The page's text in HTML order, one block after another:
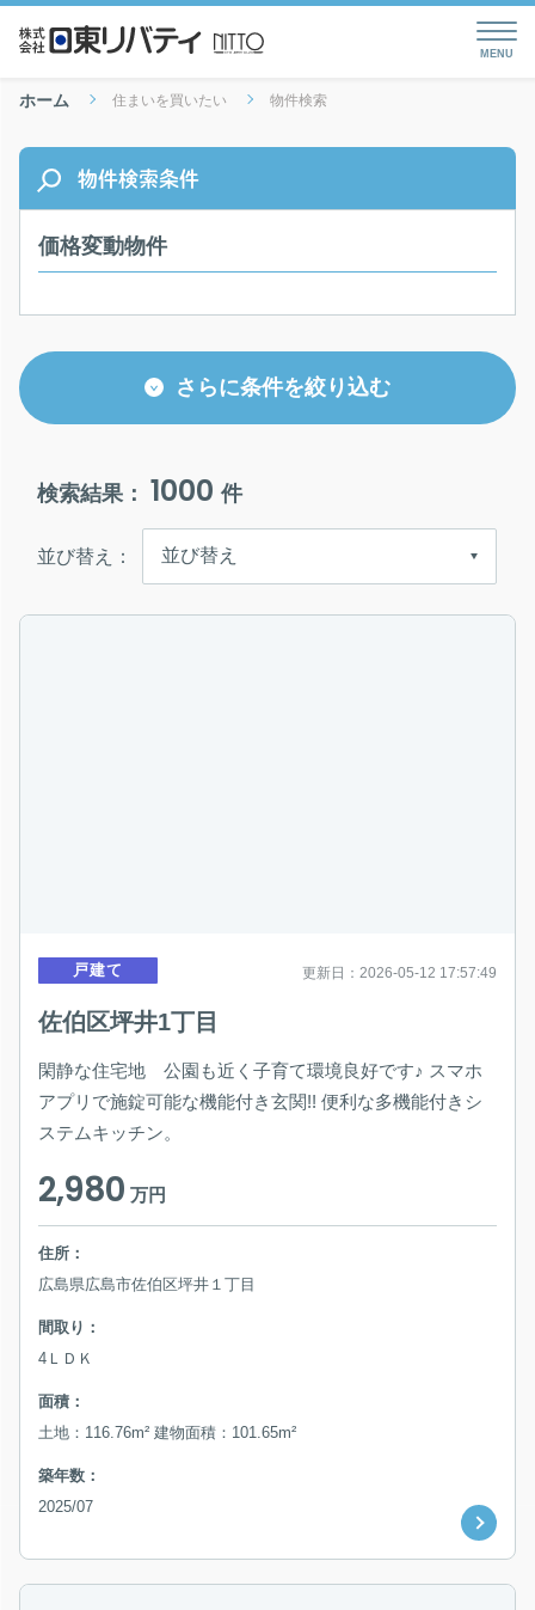
ホーム 住まいを買いたい 物件検索
物件検索条件
価格変動物件
さらに条件を絞り込む
検索結果： 1000 件
並び替え：
戸建て 更新日：2026-05-12 17:57:49
佐伯区坪井1丁目
閑静な住宅地 公園も近く子育て環境良好です♪ スマホ
アプリで施錠可能な機能付き玄関!! 便利な多機能付きシ
ステムキッチン。
2,980万円
住所：
広島県広島市佐伯区坪井１丁目
間取り：
4ＬＤＫ
面積：
土地：116.76m² 建物面積：101.65m²
築年数：
2025/07